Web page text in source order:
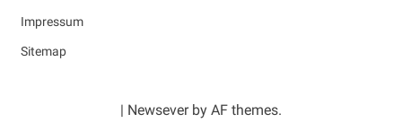
Impressum
Sitemap
| Newseverby AF themes.